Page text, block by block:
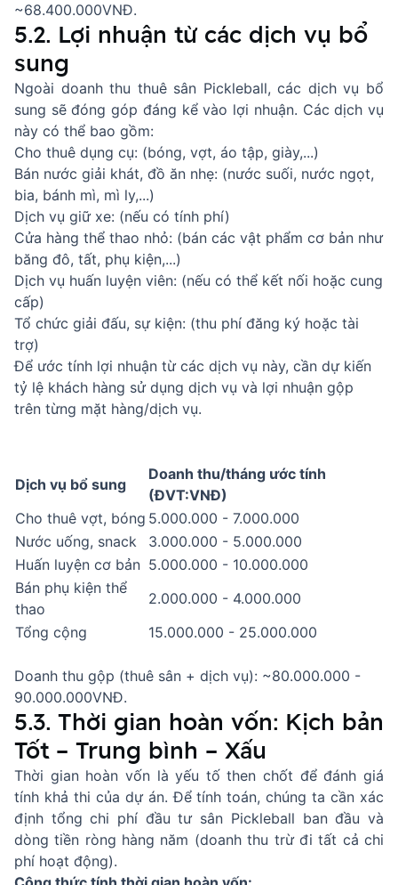
~68.400.000VNĐ.
5.2. Lợi nhuận từ các dịch vụ bổ
sung
Ngoài doanh thu thuê sân Pickleball, các dịch vụ bổ
sung sẽ đóng góp đáng kể vào lợi nhuận. Các dịch vụ
này có thể bao gồm:
Cho thuê dụng cụ: (bóng, vợt, áo tập, giày,...)
Bán nước giải khát, đồ ăn nhẹ: (nước suối, nước ngọt,
bia, bánh mì, mì ly,...)
Dịch vụ giữ xe: (nếu có tính phí)
Cửa hàng thể thao nhỏ: (bán các vật phẩm cơ bản như
băng đô, tất, phụ kiện,...)
Dịch vụ huấn luyện viên: (nếu có thể kết nối hoặc cung
cấp)
Tổ chức giải đấu, sự kiện: (thu phí đăng ký hoặc tài
trợ)
Để ước tính lợi nhuận từ các dịch vụ này, cần dự kiến
tỷ lệ khách hàng sử dụng dịch vụ và lợi nhuận gộp
trên từng mặt hàng/dịch vụ.
Dịch vụ bổ sung
Doanh thu/tháng ước tính
(ĐVT:VNĐ)
Cho thuê vợt, bóng 5.000.000 - 7.000.000
Nước uống, snack
3.000.000 - 5.000.000
Huấn luyện cơ bản 5.000.000 - 10.000.000
Bán phụ kiện thể
thao
2.000.000 - 4.000.000
Tổng cộng
15.000.000 - 25.000.000
Doanh thu gộp (thuê sân + dịch vụ): ~80.000.000 -
90.000.000VNĐ.
5.3. Thời gian hoàn vốn: Kịch bản
Tốt – Trung bình – Xấu
Thời gian hoàn vốn là yếu tố then chốt để đánh giá
tính khả thi của dự án. Để tính toán, chúng ta cần xác
định tổng chi phí đầu tư sân Pickleball ban đầu và
dòng tiền ròng hàng năm (doanh thu trừ đi tất cả chi
phí hoạt động).